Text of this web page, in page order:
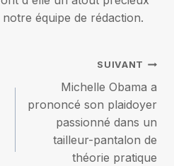
équipe de rédaction.
SUIVANT
Michelle Obama a
prononcé son plaidoyer
passionné dans un
tailleur-pantalon de
théorie pratique